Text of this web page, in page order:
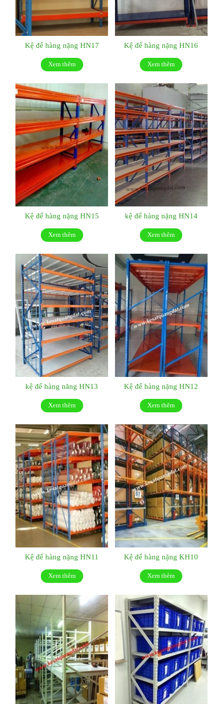
Kệ để hàng nặng HN17
Xem thêm
Kệ để hàng nặng HN16
Xem thêm
Kệ để hàng nặng HN15
Xem thêm
kệ để hàng nặng HN14
Xem thêm
kệ để hàng năng HN13
Xem thêm
Kệ để hàng nặng HN12
Xem thêm
Kệ để hàng nặng HN11
Xem thêm
Kệ để hàng nặng KH10
Xem thêm